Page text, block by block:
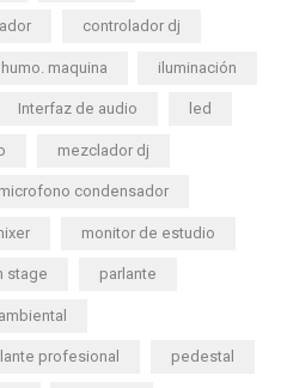
controlador dj
humo. maquina iluminación
Interfaz de audio led
mezclador dj
microfono condensador
monitor de estudio
stage parlante
profesional pedestal